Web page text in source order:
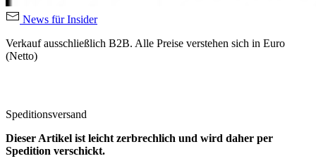
News für Insider
Verkauf ausschließlich B2B. Alle Preise verstehen sich in Euro
(Netto)
Speditionsversand
Dieser Artikel ist leicht zerbrechlich und wird daher per
Spedition verschickt.